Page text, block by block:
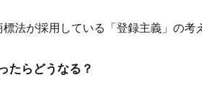
法が採用している「登録主義」の考
たらどうなる？